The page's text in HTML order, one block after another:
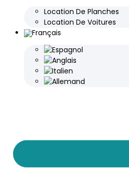
Location De Planches
Location De Voitures